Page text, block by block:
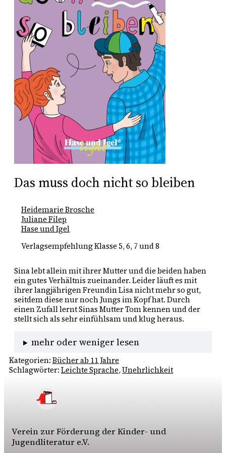
Das muss doch nicht so bleiben
Heidemarie Brosche
Juliane Filep
Hase und Igel
Verlagsempfehlung Klasse 5, 6, 7 und 8
Sina lebt allein mit ihrer Mutter und die beiden haben
ein gutes Verhältnis zueinander. Leider läuft es mit
ihrer langjährigen Freundin Lisa nicht mehr so gut,
seitdem diese nur noch Jungs im Kopf hat. Durch
einen Zufall lernt Sinas Mutter Tom kennen und der
stellt sich als sehr einfühlsam und klug heraus.
mehr oder weniger lesen
Kategorien: Bücher ab 11 Jahre
Schlagwörter: Leichte Sprache, Unehrlichkeit
Verein zur Förderung der Kinder- und
Jugendliteratur e.V.